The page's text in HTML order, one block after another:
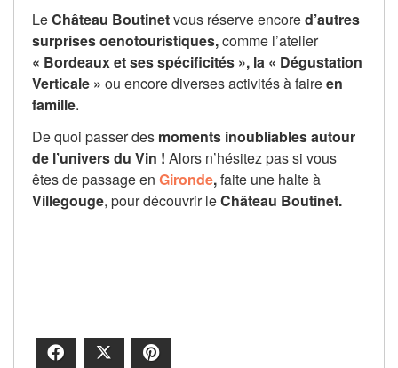
LeChâteau Boutinetvous réserve encored’autres
surprises oenotouristiques,comme l’atelier
« Bordeaux et ses spécificités », la « Dégustation
Verticale » ou encore diverses activités à faireen
famille.
De quoi passer des moments inoubliables autour
de l’univers du Vin ! Alors n’hésitez pas si vous
êtes de passage en Gironde,faite une halte à
Villegouge, pour découvrir leChâteau Boutinet.
Facebook